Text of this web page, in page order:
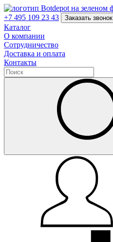
+7 495 109 23 43 Заказать звонок
Каталог
О компании
Сотрудничество
Доставка и оплата
Контакты